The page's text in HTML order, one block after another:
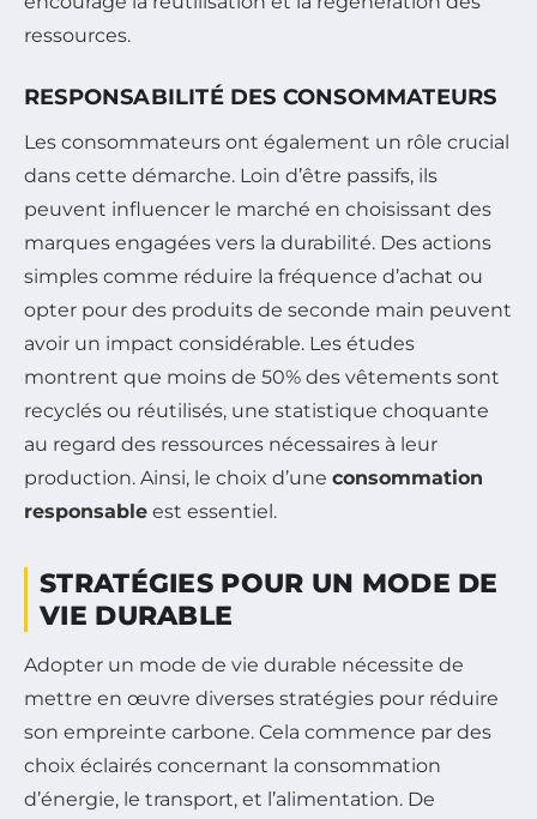
ressources.
RESPONSABILITÉ DES CONSOMMATEURS
Les consommateurs ont également un rôle crucial
dans cette démarche. Loin d’être passifs, ils
peuvent influencer le marché en choisissant des
marques engagées vers la durabilité. Des actions
simples comme réduire la fréquence d’achat ou
opter pour des produits de seconde main peuvent
avoir un impact considérable. Les études
montrent que moins de 50% des vêtements sont
recyclés ou réutilisés, une statistique choquante
au regard des ressources nécessaires à leur
production. Ainsi, le choix d’une consommation
responsable est essentiel.
STRATÉGIES POUR UN MODE DE
VIE DURABLE
Adopter un mode de vie durable nécessite de
mettre en œuvre diverses stratégies pour réduire
son empreinte carbone. Cela commence par des
choix éclairés concernant la consommation
d’énergie, le transport, et l’alimentation. De